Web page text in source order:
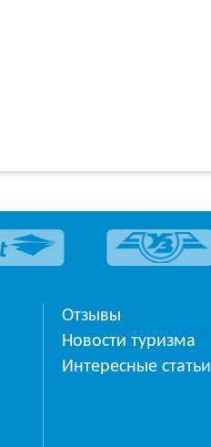
Отзывы
Новости туризма
Интересные статьи